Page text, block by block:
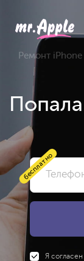
Ремонт iPhone
бесплатно
Я согласен